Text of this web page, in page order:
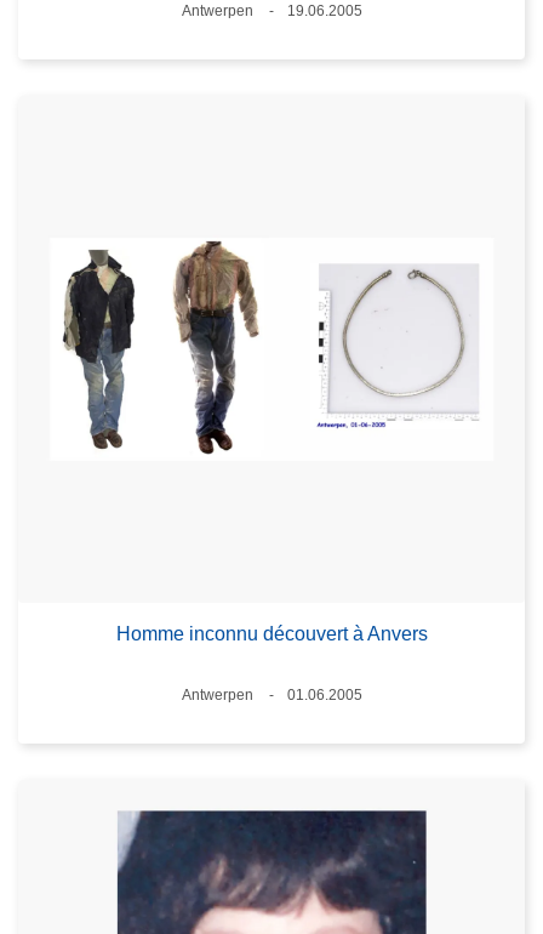
Standort
Antwerpen
19.06.2005
Homme inconnu découvert à Anvers
Standort
Antwerpen
01.06.2005